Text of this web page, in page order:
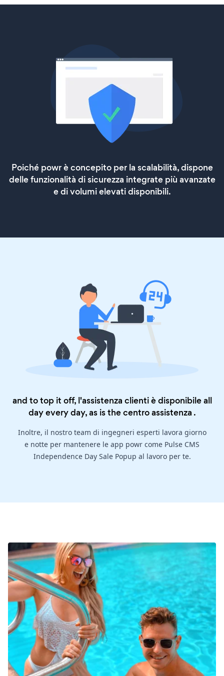
Poiché powr è concepito per la scalabilità, dispone
delle funzionalità di sicurezza integrate più avanzate
e di volumi elevati disponibili.
and to top it off, l'assistenza clienti è disponibile all
day every day, as is thecentro assistenza .
Inoltre, il nostro team di ingegneri esperti lavora giorno
e notte per mantenere le app powr come Pulse CMS
Independence Day Sale Popup al lavoro per te.